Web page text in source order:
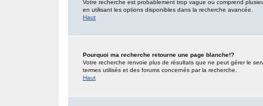
Votre recherche est probablement trop vague ou comprend
en utilisant les options disponibles dans la recherche avancée.
Haut
Pourquoi ma recherche retourne une page blanche!?
Votre recherche renvoie plus de résultats que ne peut gérer le
termes utilisés et des forums concernés par la recherche.
Haut